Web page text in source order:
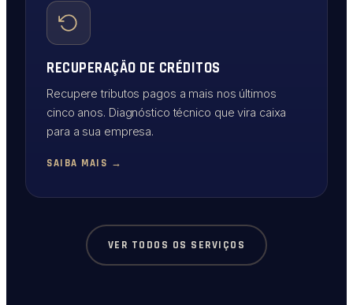
RECUPERAÇÃO DE CRÉDITOS
Recupere tributos pagos a mais nos últimos
cinco anos. Diagnóstico técnico que vira caixa
para a sua empresa.
SAIBA MAIS →
VER TODOS OS SERVIÇOS